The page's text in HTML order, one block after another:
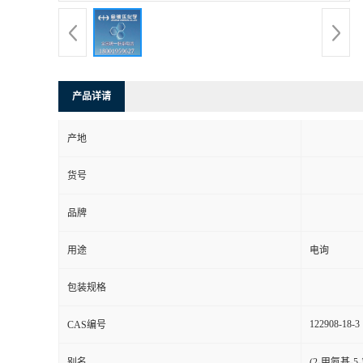
产品详请
产地
货号
品牌
用途 电询
包装规格
CAS编号 122908-18-3